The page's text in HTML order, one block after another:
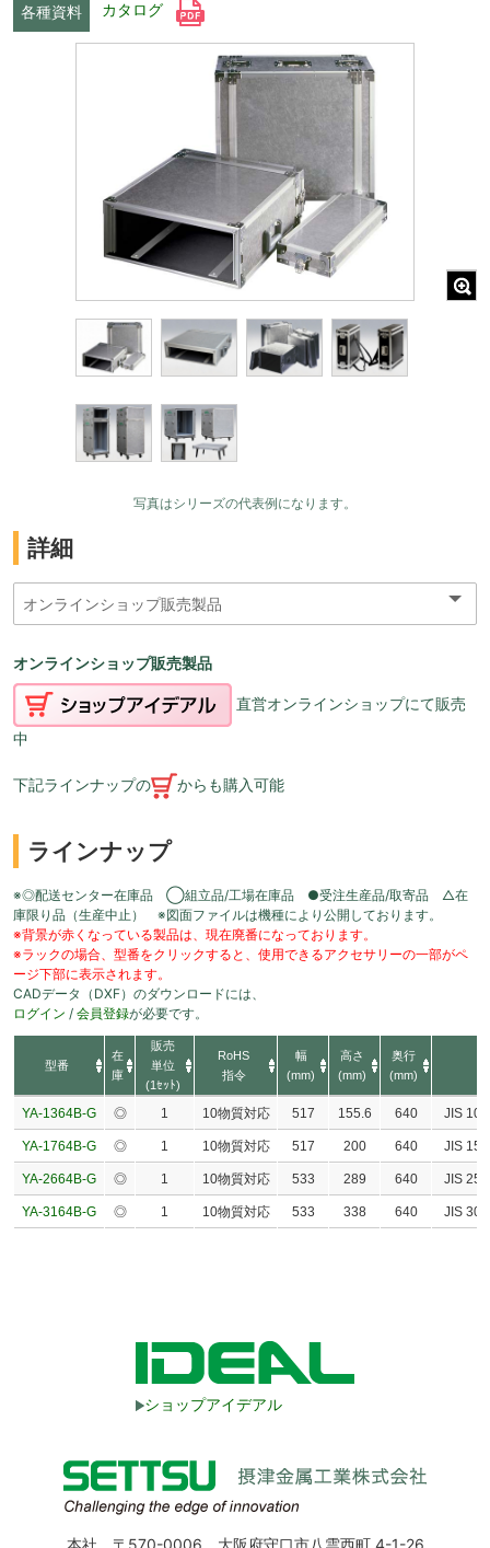
各種資料 カタログ
写真はシリーズの代表例になります。
詳細
オンラインショップ販売製品
直営オンラインショップにて販売
中
下記ラインナップの からも購入可能
ラインナップ
※◎配送センター在庫品 ◯組立品/工場在庫品 ●受注生産品/取寄品 △在
庫限り品（生産中止） ※図面ファイルは機種により公開しております。
※背景が赤くなっている製品は、現在廃番になっております。
※ラックの場合、型番をクリックすると、使用できるアクセサリーの一部がペ
ージ下部に表示されます。
CADデータ（DXF）のダウンロードには、
ログイン / 会員登録が必要です。
型番
在
庫
販売
単位
(1ｾｯﾄ)
RoHS
指令
幅
(mm)
高さ
(mm)
奥行
(mm)
YA-1364B-G ◎ 1 10物質対応 517 155.6 640 JIS
YA-1764B-G ◎ 1 10物質対応 517 200 640 JIS
YA-2664B-G ◎ 1 10物質対応 533 289 640 JIS
YA-3164B-G ◎ 1 10物質対応 533 338 640 JIS
ショップアイデアル